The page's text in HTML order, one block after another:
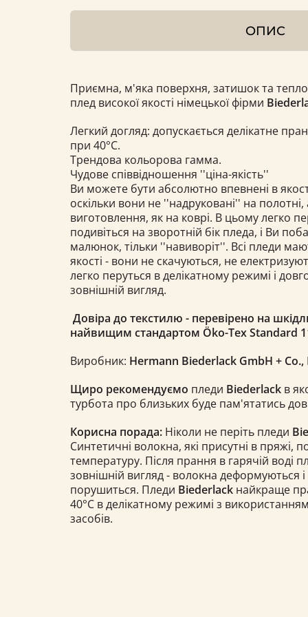
ОПИС
Приємна, м'яка поверхня, затишок та
плед високої якості німецької фірми
Легкий догляд: допускається делікатне
при 40°С.
Трендова кольорова гамма.
Чудове співвідношення ''ціна-якість''
Ви можете бути абсолютно впевнені в
оскільки вони не ''надруковані'' на полотні,
виготовлення, як на коврі. В цьому легко
подивіться на зворотній бік пледа, і Ви
малюнок, тільки ''навиворіт''. Всі пледи
якості - вони не скачуються, не
легко перуться в делікатному режимі і
зовнішній вигляд.
Довіра до текстилю - перевірено на
найвищим стандартом Öko-Tex Standard
Виробник: Hermann Biederlack GmbH + Co.,
Щиро рекомендуємо пледи Biederlack в
турбота про близьких буде пам'ятатись
Корисна порада: Ніколи не періть пледи
Синтетичні волокна, які присутні в пряжі,
температуру. Після прання в гарячій воді
зовнішній вигляд - волокна деформуються
порушиться. Пледи Biederlack найкраще
40°С в делікатному режимі з
засобів.